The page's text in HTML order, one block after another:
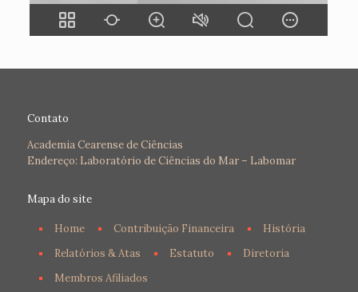
Contato
Academia Cearense de Ciências
Endereço: Laboratório de Ciências do Mar – Labomar
Mapa do site
Home Contribuição Financeira
História
Relatórios & Atas
Estatuto
Diretoria
Membros Afiliados